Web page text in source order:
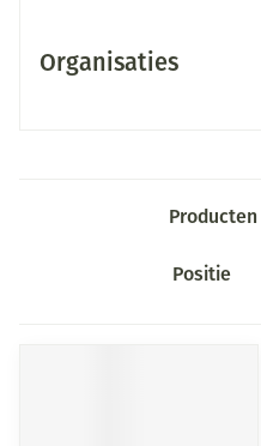
Organisaties
Producten
Sorteer op: